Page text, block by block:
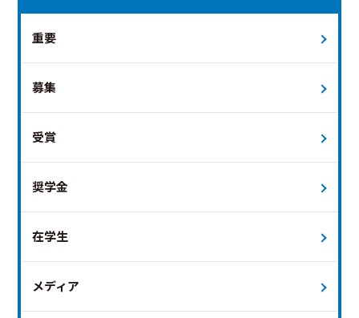
重要
募集
受賞
奨学金
在学生
メディア